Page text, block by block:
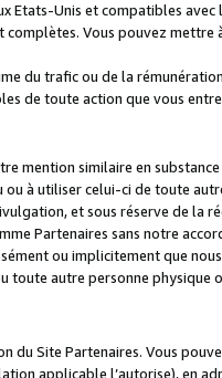
Etats-Unis et compatibles
Vous pouvez
du trafic ou de la
de toute action que vous
mention similaire en
à utiliser celui-ci de toute
et sous réserve de la
Partenaires sans notre
ou implicitement que
autre personne physique
Site Partenaires. Vous
applicable l’autorise), en